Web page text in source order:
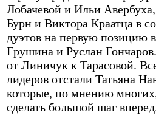
Лобачевой и Ильи
Бурн и Виктора Краатца в
дуэтов на первую позицию
Грушина и Руслан
от Линичук к Тарасовой.
лидеров отстали Татьяна
которые, по мнению
сделать большой шаг